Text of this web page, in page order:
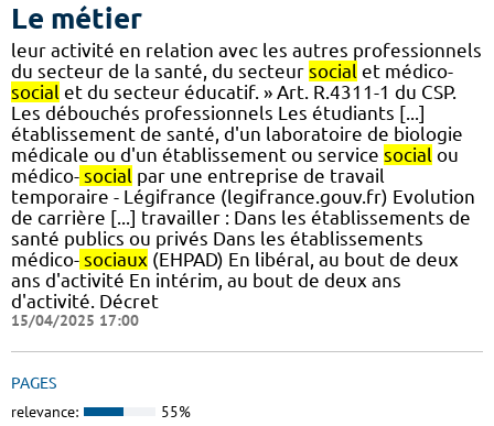
Le métier
leur activité en relation avec les autres professionnels
du secteur de la santé, du secteur social et médico-
social et du secteur éducatif. » Art. R.4311-1 du CSP.
Les débouchés professionnels Les étudiants [...]
établissement de santé, d'un laboratoire de biologie
médicale ou d'un établissement ou service social ou
médico- social par une entreprise de travail
temporaire - Légifrance (legifrance.gouv.fr) Evolution
de carrière [...] travailler : Dans les établissements de
santé publics ou privés Dans les établissements
médico- sociaux (EHPAD) En libéral, au bout de deux
ans d'activité En intérim, au bout de deux ans
d'activité. Décret
15/04/2025 17:00
PAGES
relevance: 55%